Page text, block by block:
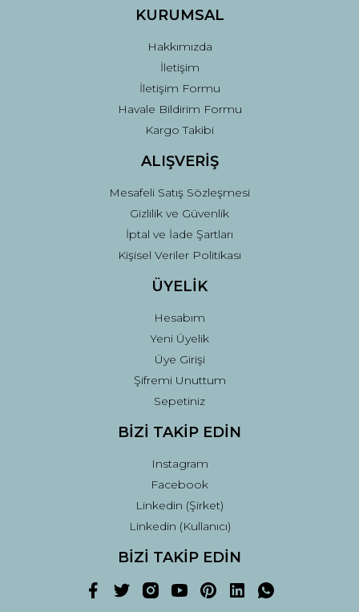
Ürün fiyatı diğer sitelerden daha pahalı.
Gönder
KURUMSAL
Hakkımızda
İletişim
İletişim Formu
Havale Bildirim Formu
Kargo Takibi
ALIŞVERİŞ
Mesafeli Satış Sözleşmesi
Gizlilik ve Güvenlik
İptal ve İade Şartları
Kişisel Veriler Politikası
ÜYELİK
Hesabım
Yeni Üyelik
Üye Girişi
Şifremi Unuttum
Sepetiniz
BİZİ TAKİP EDİN
Instagram
Facebook
Linkedin (Şirket)
Linkedin (Kullanıcı)
BİZİ TAKİP EDİN